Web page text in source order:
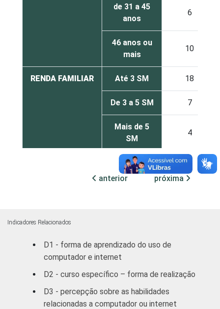
de 31 a 45
anos
6
46 anos ou
mais
10
RENDA FAMILIAR Até 3 SM 18
De 3 a 5 SM 7
Mais de 5
SM
4
Até 3 SM 11
REGIÃO
Norte /
Centro
Oeste
Nordeste
anterior próxima
Indicadores Relacionados
D1 - forma de aprendizado do uso de
computador e internet
D2 - curso específico – forma de realização
D3 - percepção sobre as habilidades
relacionadas a computador ou internet